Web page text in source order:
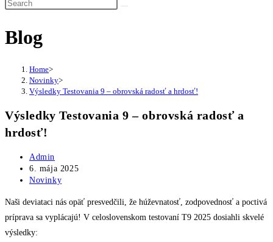
search
Blog
Home>
Novinky>
Výsledky Testovania 9 – obrovská radosť a hrdosť!
Výsledky Testovania 9 – obrovská radosť a
hrdosť!
Post
author:
Admin
Post
published:
6. mája 2025
Post
Novinky
Naši deviataci nás opäť presvedčili, že húževnatosť, zodpovednosť a poctivá
príprava sa vyplácajú! V celoslovenskom testovaní T9 2025 dosiahli skvelé
výsledky: